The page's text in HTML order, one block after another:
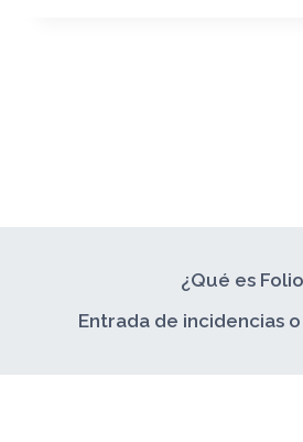
¿Qué es
Entrada de incidencias